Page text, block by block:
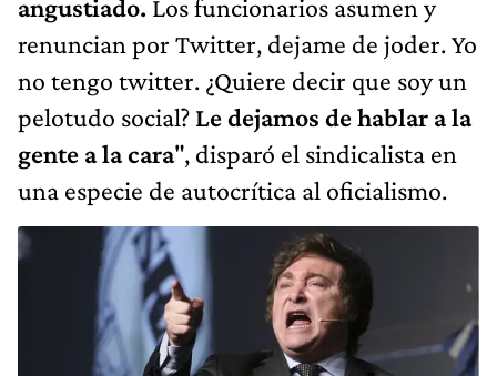
angustiado. Los funcionarios asumen y
renuncian por Twitter, dejame de joder. Yo
no tengo twitter. ¿Quiere decir que soy un
pelotudo social? Le dejamos de hablar a la
gente a la cara", disparó el sindicalista en
una especie de autocrítica al oficialismo.